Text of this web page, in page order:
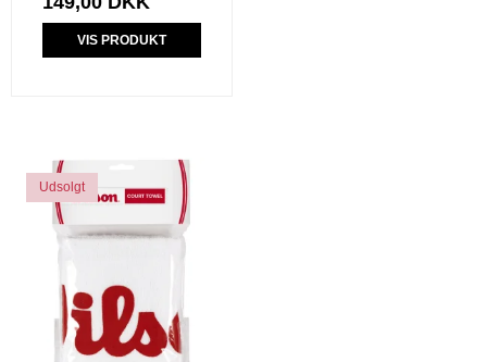
VIS PRODUKT
Udsolgt